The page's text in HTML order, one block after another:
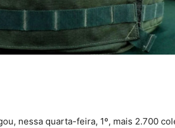
nessa quarta-feira, 1º, mais 2.700